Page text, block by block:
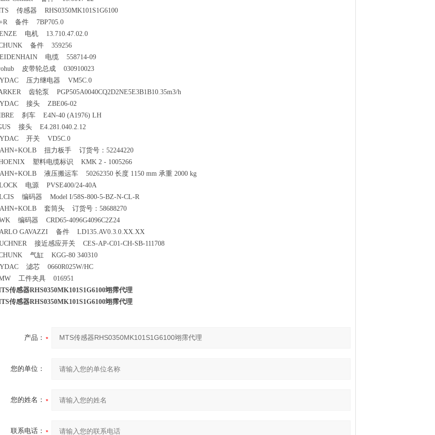
传感器 RHS0350MK101S1G6100
备件 7BP705.0
电机 13.710.47.02.0
备件 359256
电缆 558714-09
皮带轮总成 030910023
压力继电器 VM5C.0
齿轮泵 PGP505A0040CQ2D2NE5E3B1B10.35m3/h
接头 ZBE06-02
刹车 E4N-40 (A1976) LH
接头 E4.281.040.2.12
开关 VD5C.0
扭力板手 订货号：52244220
塑料电缆标识 KMK 2 - 1005266
液压搬运车 50262350 长度 1150 mm 承重 2000 kg
电源 PVSE400/24-40A
编码器 Model I/58S-800-5-BZ-N-CL-R
套筒头 订货号：58688270
编码器 CRD65-4096G4096C2Z24
GAVAZZI 备件 LD135.AV0.3.0.XX.XX
接近感应开关 CES-AP-C01-CH-SB-111708
气缸 KGG-80 340310
滤芯 0660R025W/HC
工件夹具 016951
传感器RHS0350MK101S1G6100翊霈代理
传感器RHS0350MK101S1G6100翊霈代理
产品：
您的单位：
您的姓名：
联系电话：